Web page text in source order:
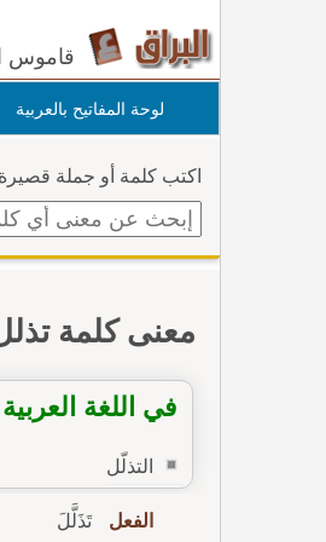
قاموس
لوحة المفاتيح بالعربية
اكتب كلمة أو جملة
معنى كلمة
في اللغة العربية
التذلّل
الفعل تَذَلَّلَ